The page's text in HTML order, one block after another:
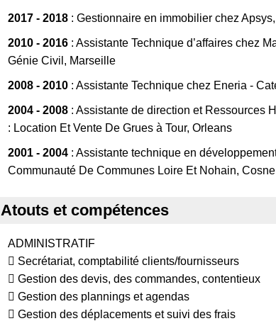
2017 - 2018 : Gestionnaire en immobilier chez
2010 - 2016 : Assistante Technique d’affaires chez
Génie Civil, Marseille
2008 - 2010 : Assistante Technique chez Eneria -
2004 - 2008 : Assistante de direction et Ressources
: Location Et Vente De Grues à Tour, Orleans
2001 - 2004 : Assistante technique en
Communauté De Communes Loire Et Nohain,
Atouts et compétences
ADMINISTRATIF
 Secrétariat, comptabilité clients/fournisseurs
 Gestion des devis, des commandes, contentieux
 Gestion des plannings et agendas
 Gestion des déplacements et suivi des frais